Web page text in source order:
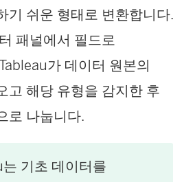
기 쉬운 형태로 변환합니다.
패널에서 필드로
가 데이터 원본의
고 해당 유형을 감지한 후
로 나눕니다.
기초 데이터를